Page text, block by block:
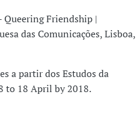
Friendship |
das Comunicações, Lisboa,
a partir dos Estudos da
to 18 April by 2018.